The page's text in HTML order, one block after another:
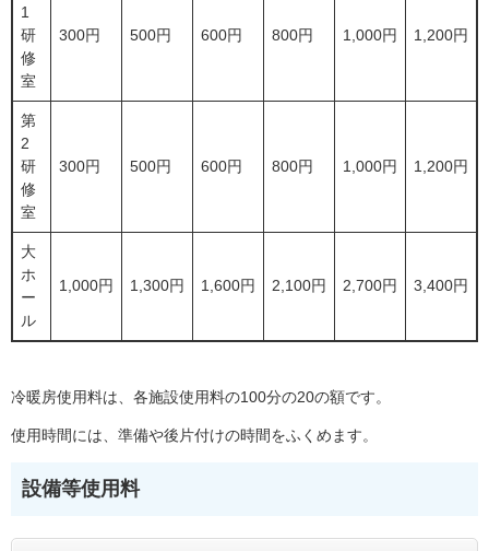
1
研
修
室
300円 500円 600円 800円 1,000円 1,200円
第
2
研
修
室
300円 500円 600円 800円 1,000円 1,200円
大
ホ
ー
ル
1,000円 1,300円 1,600円 2,100円 2,700円 3,400円
冷暖房使用料は、各施設使用料の100分の20の額です。
使用時間には、準備や後片付けの時間をふくめます。
設備等使用料